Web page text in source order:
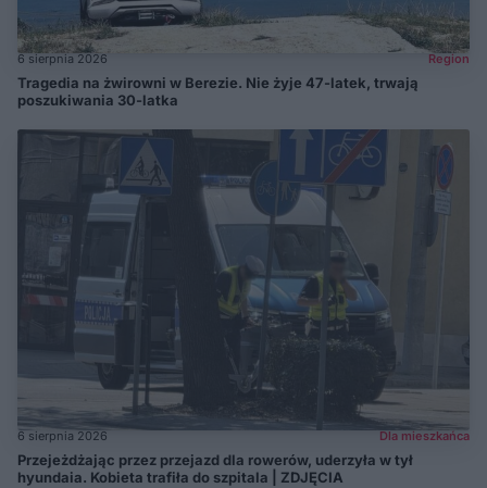
6 sierpnia 2026 Region
Tragedia na żwirowni w Berezie. Nie żyje 47-latek, trwają
poszukiwania 30-latka
6 sierpnia 2026 Dla mieszkańca
Przejeżdżając przez przejazd dla rowerów, uderzyła w tył
hyundaia. Kobieta trafiła do szpitala | ZDJĘCIA